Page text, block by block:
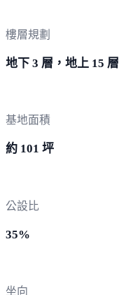
樓層規劃
地下 3 層，地上 15 層
基地面積
約 101 坪
公設比
35%
坐向